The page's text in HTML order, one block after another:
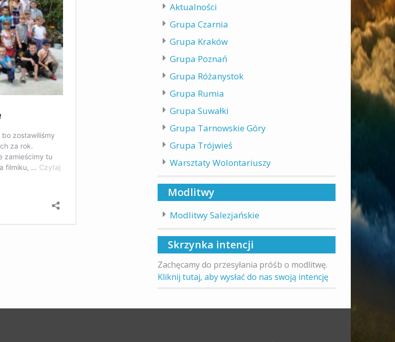
Aktualności
Grupa Czarnia
Grupa Kraków
Grupa Poznań
Grupa Różanystok
Grupa Rumia
Grupa Suwałki
Grupa Tarnowskie Góry
Grupa Trójwieś
Warsztaty Wolontariuszy
Modlitwy
Modlitwy Salezjańskie
Skrzynka intencji
Zachęcamy do przesyłania próśb o modlitwę.
Kliknij tutaj, aby wysłać do nas swoją intencję